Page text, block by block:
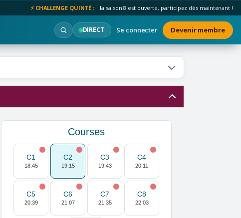
⚡ CHALLENGE QUINTÉ : la saison 8 est ouverte, participez dès maintenant !
DIRECT Se connecter Devenir membre
Courses
C1
18:45
C2
19:15
C3
19:43
C4
20:11
C5
20:39
C6
21:07
C7
21:35
C8
22:03